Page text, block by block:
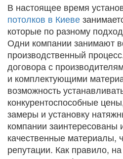
В настоящее время
потолков в Киеве
которые по разному
Одни компании занимают
производственный
договора с
и комплектующими
возможность
конкурентоспособные
замеры и установку
компании заинтересованы
качественные материалы,
репутации. Как правило,